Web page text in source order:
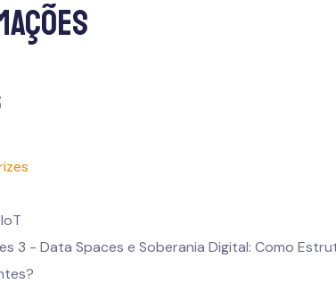
3 - Data Spaces e Soberania Digital: Como